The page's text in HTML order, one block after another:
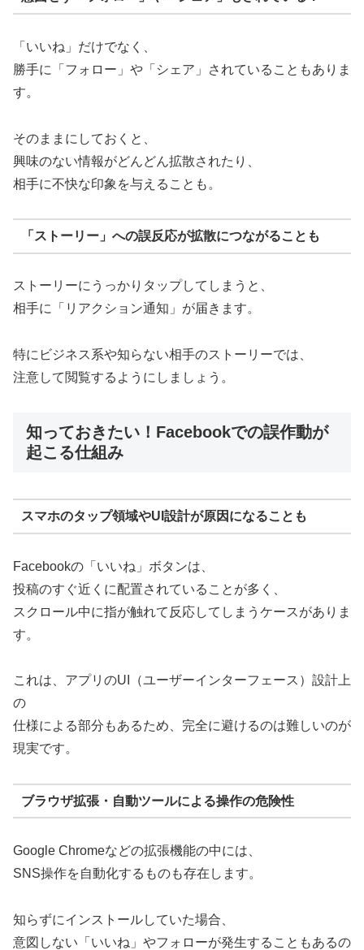
「いいね」だけでなく、
勝手に「フォロー」や「シェア」されていることもありま
す。
そのままにしておくと、
興味のない情報がどんどん拡散されたり、
相手に不快な印象を与えることも。
「ストーリー」への誤反応が拡散につながることも
ストーリーにうっかりタップしてしまうと、
相手に「リアクション通知」が届きます。
特にビジネス系や知らない相手のストーリーでは、
注意して閲覧するようにしましょう。
知っておきたい！Facebookでの誤作動が
起こる仕組み
スマホのタップ領域やUI設計が原因になることも
Facebookの「いいね」ボタンは、
投稿のすぐ近くに配置されていることが多く、
スクロール中に指が触れて反応してしまうケースがありま
す。
これは、アプリのUI（ユーザーインターフェース）設計上
の
仕様による部分もあるため、完全に避けるのは難しいのが
現実です。
ブラウザ拡張・自動ツールによる操作の危険性
Google Chromeなどの拡張機能の中には、
SNS操作を自動化するものも存在します。
知らずにインストールしていた場合、
意図しない「いいね」やフォローが発生することもあるの